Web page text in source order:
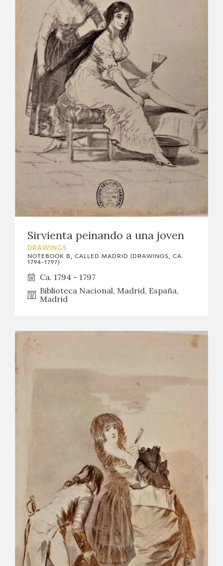
Sirvienta peinando a una joven
DRAWINGS
NOTEBOOK B, CALLED MADRID (DRAWINGS, CA.
1794-1797)
Ca. 1794 - 1797
Biblioteca Nacional, Madrid, España,
Madrid